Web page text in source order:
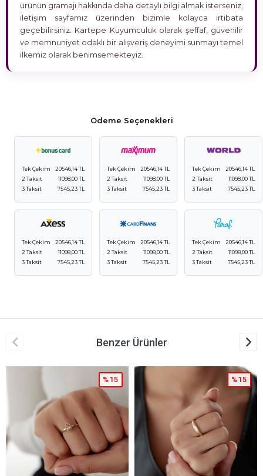
ürünün gramajı hakkında daha detaylı bilgi almak isterseniz,
iletişim sayfamız üzerinden bizimle kolayca irtibata
geçebilirsiniz. Kartepe Kuyumculuk olarak şeffaf, güvenilir
ve memnuniyet odaklı bir alışveriş deneyimi sunmayı temel
ilkemiz olarak benimsemekteyiz.
Ödeme Seçenekleri
Tek Çekim
20546,14 TL
2 Taksit
11098,00 TL
3 Taksit
7545,23 TL
Tek Çekim
20546,14 TL
2 Taksit
11098,00 TL
3 Taksit
7545,23 TL
Tek Çekim
20546,14 TL
2 Taksit
11098,00 TL
3 Taksit
7545,23 TL
Tek Çekim
20546,14 TL
2 Taksit
11098,00 TL
3 Taksit
7545,23 TL
Tek Çekim
20546,14 TL
2 Taksit
11098,00 TL
3 Taksit
7545,23 TL
Tek Çekim
20546,14 TL
2 Taksit
11098,00 TL
3 Taksit
7545,23 TL
Benzer Ürünler
%15 %15